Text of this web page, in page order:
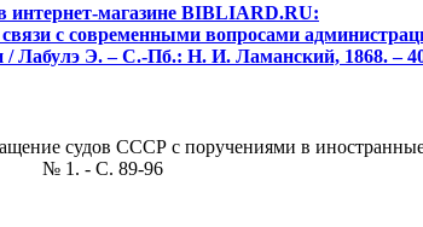
интернет-магазине BIBLIARD.RU:
связи с современными вопросами
/ Лабулэ Э. – С.-Пб.: Н. И. Ламанский, 1868. –
судов СССР с поручениями в
№ 1. - С. 89-96